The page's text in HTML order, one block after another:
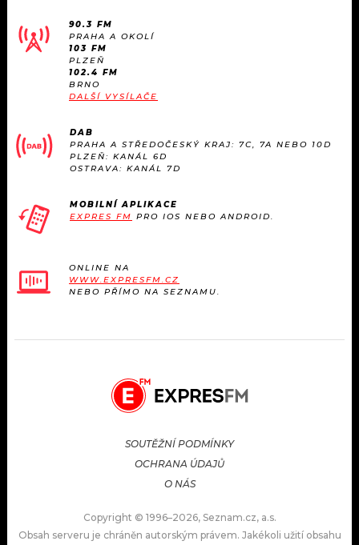
90.3 FM
PRAHA A OKOLÍ
103 FM
PLZEŇ
102.4 FM
BRNO
DALŠÍ VYSÍLAČE
DAB
PRAHA A STŘEDOČESKÝ KRAJ: 7C, 7A NEBO 10D
PLZEŇ: KANÁL 6D
OSTRAVA: KANÁL 7D
MOBILNÍ APLIKACE
EXPRES FM PRO IOS NEBO ANDROID.
ONLINE NA
WWW.EXPRESFM.CZ
NEBO PŘÍMO NA SEZNAMU.
SOUTĚŽNÍ PODMÍNKY
OCHRANA ÚDAJŮ
O NÁS
Copyright © 1996–2026, Seznam.cz, a.s.
Obsah serveru je chráněn autorským právem. Jakékoli užití obsahu